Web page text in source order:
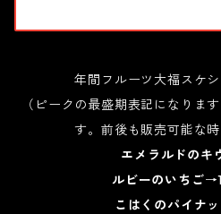
年間フルーツ大福スケシ
（ピークの最盛期表記になりま
す。前後も販売可能な時
エメラルドのキ
ルビーのいちご
こはくのパイナ